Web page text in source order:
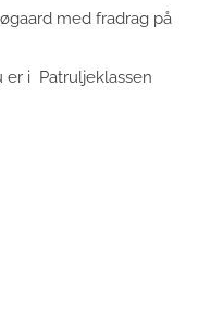
med fradrag på
er i Patruljeklassen